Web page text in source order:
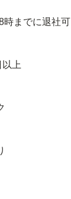
時までに退社可
上